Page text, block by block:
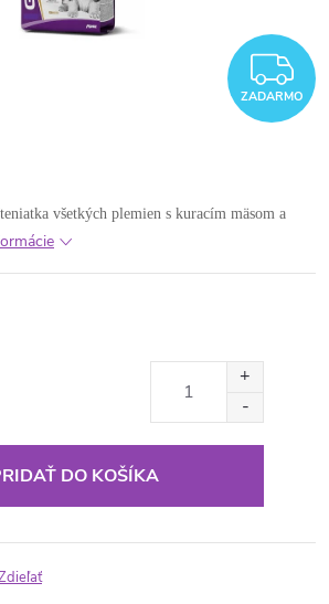
ZADARMO
všetkých plemien s kuracím mäsom a
DO KOŠÍKA